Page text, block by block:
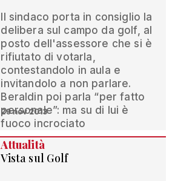
Il sindaco porta in consiglio la
delibera sul campo da golf, al
posto dell'assessore che si è
rifiutato di votarla,
contestandolo in aula e
invitandolo a non parlare.
Beraldin poi parla “per fatto
personale”: ma su di lui è
fuoco incrociato
29 nov 2013
Attualità
Vista sul Golf